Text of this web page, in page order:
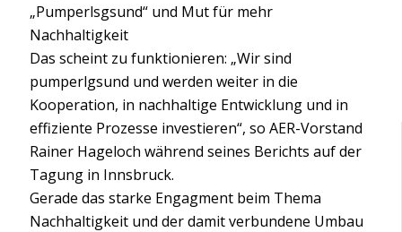
„Pumperlsgsund“ und Mut für mehr
Nachhaltigkeit
Das scheint zu funktionieren: „Wir sind
pumperlgsund und werden weiter in die
Kooperation, in nachhaltige Entwicklung und in
effiziente Prozesse investieren“, so AER-Vorstand
Rainer Hageloch während seines Berichts auf der
Tagung in Innsbruck.
Gerade das starke Engagment beim Thema
Nachhaltigkeit und der damit verbundene Umbau